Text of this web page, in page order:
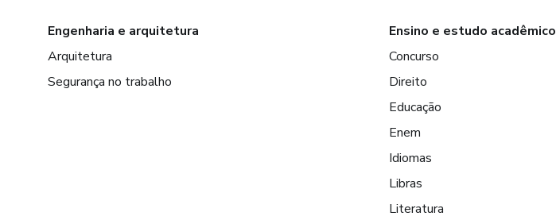
Engenharia e arquitetura
Arquitetura
Segurança no trabalho
Ensino e estudo acadêmico
Concurso
Direito
Educação
Enem
Idiomas
Libras
Literatura